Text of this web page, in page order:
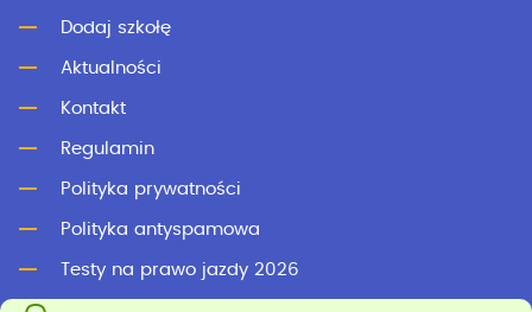
Dodaj szkołę
Aktualności
Kontakt
Regulamin
Polityka prywatności
Polityka antyspamowa
Testy na prawo jazdy 2026